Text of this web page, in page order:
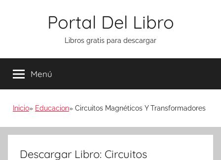
Portal Del Libro
Libros gratis para descargar
Menú
Inicio Educacion Circuitos Magnéticos Y Transformadores
Descargar Libro: Circuitos